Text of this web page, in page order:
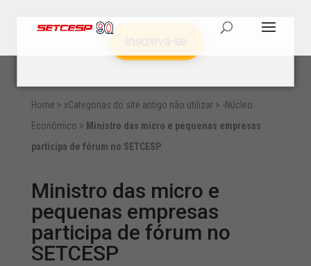
Home > xCategorias do site antigo não utilizar> -Núcleo
Econômico > Ministro das micro e pequenas empresas
participa de fórum no SETCESP
Ministro das micro e
pequenas empresas
participa de fórum no
SETCESP